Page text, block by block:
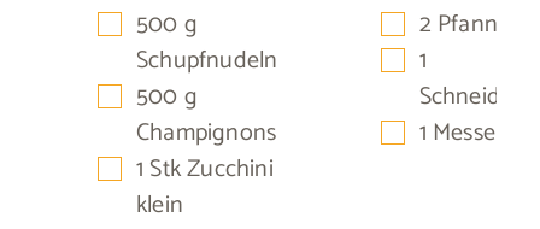
▢
500g
Schupfnudeln
▢
500g
Champignons
▢
1 StkZucchini
klein
▢
2 Pfannen
▢
1
▢
1 Messer